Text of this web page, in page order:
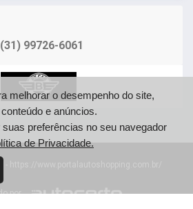
(31) 99726-6061
- https://www.portalautoshopping.com.br/
por
melhorar o desempenho do site,
e anúncios.
preferências no seu navegador
de Privacidade.